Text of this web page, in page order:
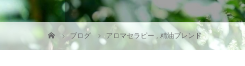
ブログ アロマセラピー , 精油ブレンド